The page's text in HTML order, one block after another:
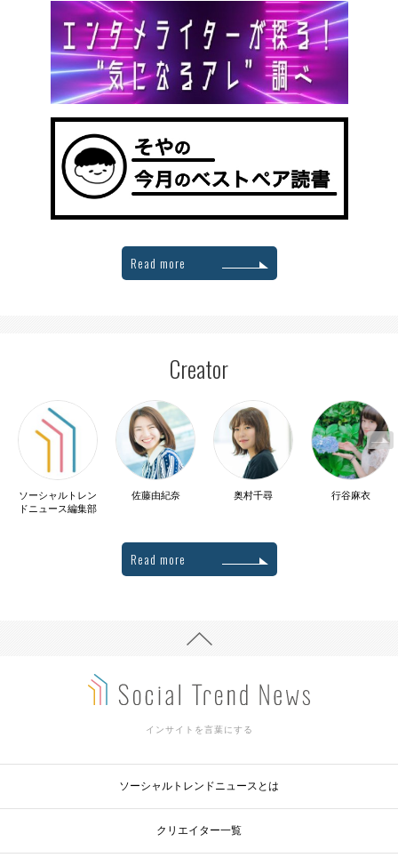
Read more
Creator
ソーシャルトレン
ドニュース編集部
佐藤由紀奈 奥村千尋 行谷麻衣
Read more
インサイトを言葉にする
ソーシャルトレンドニュースとは
クリエイター一覧